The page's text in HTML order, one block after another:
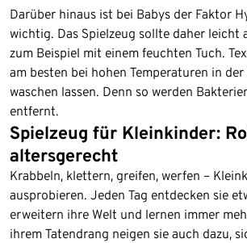
Darüber hinaus ist bei Babys der Faktor
wichtig. Das Spielzeug sollte daher leicht
zum Beispiel mit einem feuchten Tuch.
am besten bei hohen Temperaturen in der
waschen lassen. Denn so werden
entfernt.
Spielzeug für Kleinkinder:
altersgerecht
Krabbeln, klettern, greifen, werfen –
ausprobieren. Jeden Tag entdecken sie
erweitern ihre Welt und lernen immer
ihrem Tatendrang neigen sie auch dazu,